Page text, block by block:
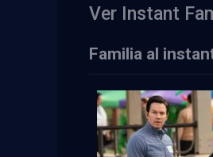
Ver Instant
Familia al